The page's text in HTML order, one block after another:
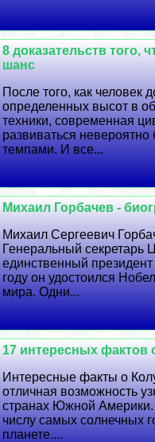
8 доказательств того,
шанс
После того, как человек
определенных высот в
техники, современная
развиваться
темпами. И все...
Михаил Горбачев -
Михаил Сергеевич
Генеральный секретарь
единственный
году он удостоился
мира. Одни...
17 интересных фактов
Интересные факты о
отличная возможность
странах Южной Америки.
числу самых солнечных
планете....